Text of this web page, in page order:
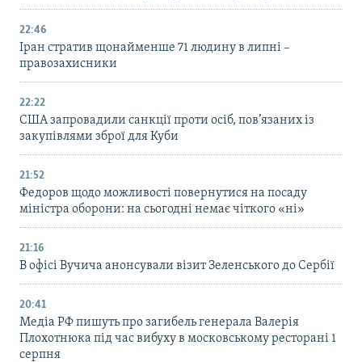
22:46
Іран стратив щонайменше 71 людину в липні –
правозахисники
22:22
США запровадили санкції проти осіб, пов’язаних із
закупівлями зброї для Куби
21:52
Федоров щодо можливості повернутися на посаду
міністра оборони: на сьогодні немає чіткого «ні»
21:16
В офісі Вучича анонсували візит Зеленського до Сербії
20:41
Медіа РФ пишуть про загибель генерала Валерія
Плохотнюка під час вибуху в московському ресторані 1
серпня